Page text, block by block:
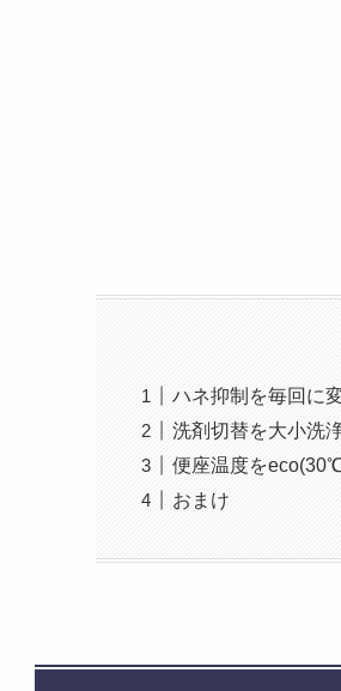
ハネ抑制を毎回に
洗剤切替を大小洗
便座温度を
おまけ